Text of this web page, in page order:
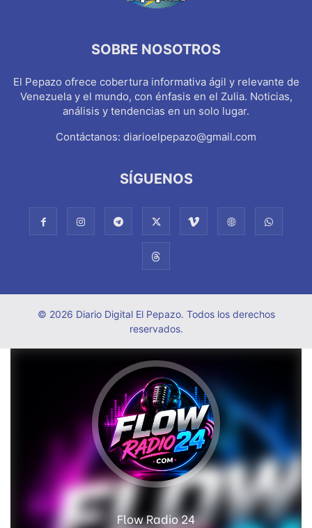
SOBRE NOSOTROS
El Pepazo ofrece cobertura informativa ágil y relevante de
Venezuela y el mundo, con énfasis en el Zulia. Noticias,
análisis y tendencias en un solo lugar.
Contáctanos: diarioelpepazo@gmail.com
SÍGUENOS
© 2026 Diario Digital El Pepazo. Todos los derechos
reservados.